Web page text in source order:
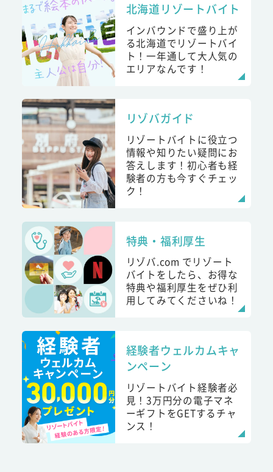
北海道リゾートバイト
インバウンドで盛り上が
る北海道でリゾートバイ
ト！一年通して大人気の
エリアなんです！
リゾバガイド
リゾートバイトに役立つ
情報や知りたい疑問にお
答えします！初心者も経
験者の方も今すぐチェッ
ク！
特典・福利厚生
リゾバ.com でリゾート
バイトをしたら、お得な
特典や福利厚生をぜひ利
用してみてくださいね！
経験者ウェルカムキャ
ンペーン
リゾートバイト経験者必
見！3万円分の電子マネ
ーギフトをGETするチャ
ンス！